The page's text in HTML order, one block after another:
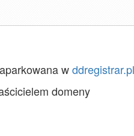
wddregistrar.pl
domeny